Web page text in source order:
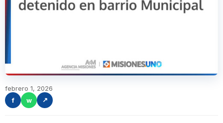
febrero 1, 2026
f
w ↗